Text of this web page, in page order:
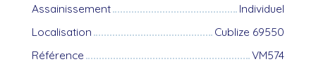
Assainissement
Individuel
Localisation
Cublize 69550
Référence
VM574